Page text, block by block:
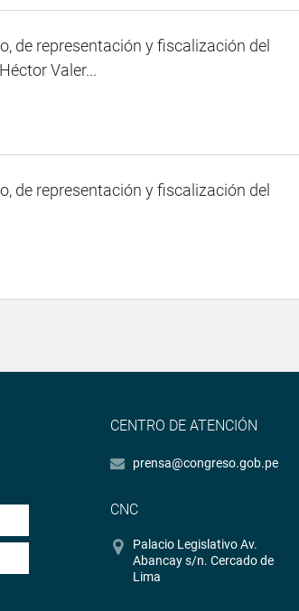
de representación y fiscalización del
Valer...
de representación y fiscalización del
CENTRO DE ATENCIÓN
prensa@congreso.gob.pe
CNC
Palacio Legislativo Av.
Abancay s/n. Cercado de
Lima